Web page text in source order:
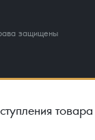
защищены
товара